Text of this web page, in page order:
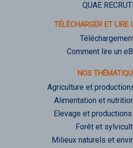
QUAE
TÉLÉCHARGER ET LIRE
Comment lire un
NOS
Agriculture et
Alimentation et
Elevage et
Forêt et
Milieux naturels et